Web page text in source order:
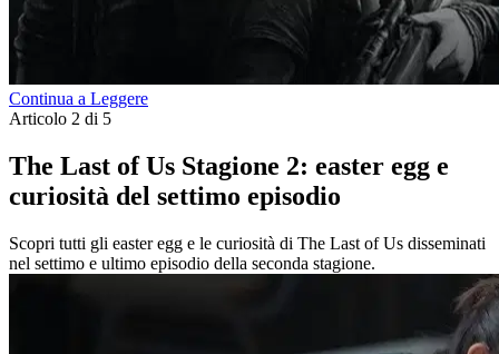
Continua a Leggere
Articolo 2 di 5
The Last of Us Stagione 2: easter egg e
curiosità del settimo episodio
Scopri tutti gli easter egg e le curiosità di The Last of Us disseminati
nel settimo e ultimo episodio della seconda stagione.